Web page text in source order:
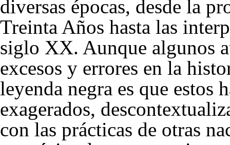
diversas épocas, desde la
Treinta Años hasta las
siglo XX. Aunque algunos
excesos y errores en la
leyenda negra es que estos
exagerados,
con las prácticas de otras